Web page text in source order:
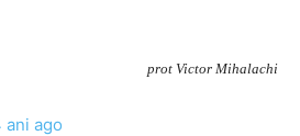
prot Victor Mihalachi
ani ago